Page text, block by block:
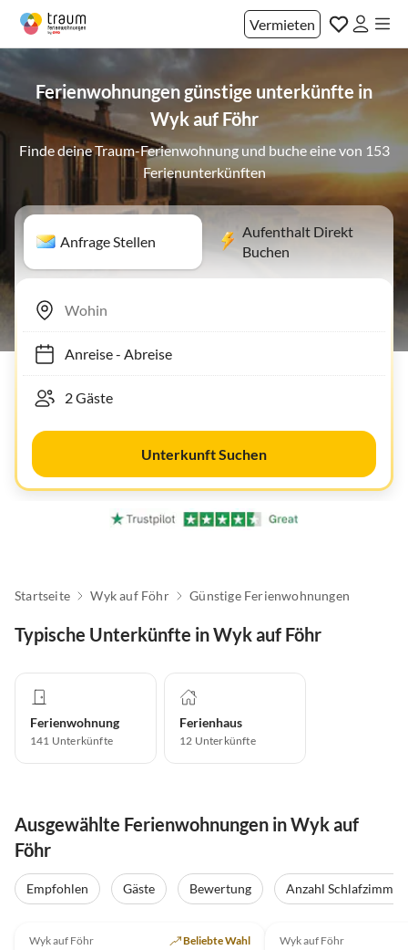
Vermieten
Ferienwohnungen günstige unterkünfte in
Wyk auf Föhr
Finde deine Traum-Ferienwohnung und buche eine von 153
Ferienunterkünften
Anfrage Stellen
Aufenthalt Direkt
Buchen
Anreise- Abreise
Unterkunft Suchen
Startseite Wyk auf Föhr Günstige Ferienwohnungen
Typische Unterkünfte in Wyk auf Föhr
Ferienwohnung
141 Unterkünfte
Ferienhaus
12 Unterkünfte
Ausgewählte Ferienwohnungen in Wyk auf
Föhr
Empfohlen Gäste Bewertung Anzahl Schlafzimmer
Wyk auf Föhr Beliebte Wahl Wyk auf Föhr